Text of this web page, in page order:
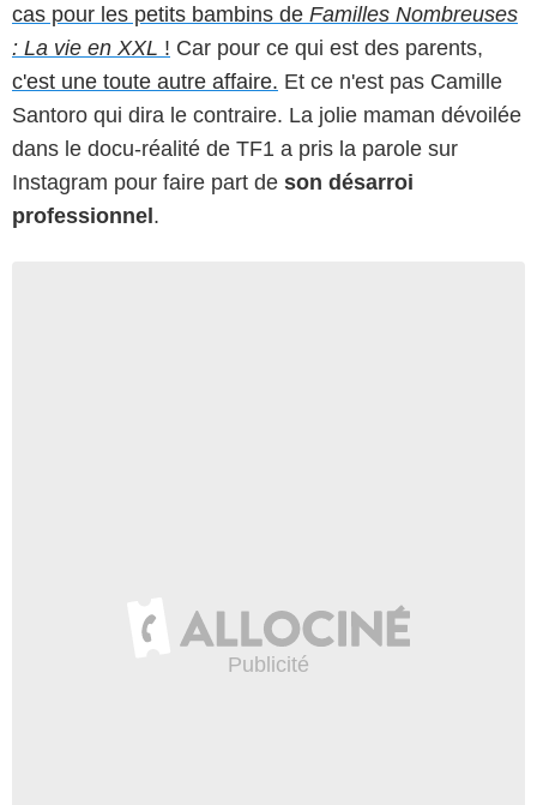
cas pour les petits bambins de Familles Nombreuses
: La vie en XXL ! Car pour ce qui est des parents,
c'est une toute autre affaire. Et ce n'est pas Camille
Santoro qui dira le contraire. La jolie maman dévoilée
dans le docu-réalité de TF1 a pris la parole sur
Instagram pour faire part de son désarroi
professionnel.